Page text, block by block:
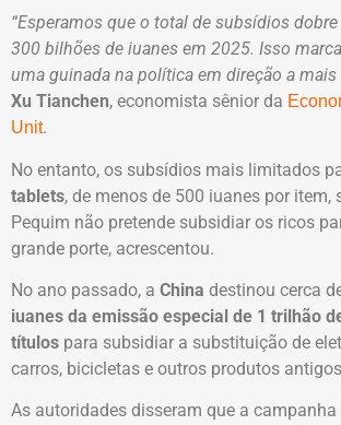
“Esperamos que o total de subsídios
300 bilhões de iuanes em 2025. Isso
uma guinada na política em direção a mais
Xu Tianchen, economista sênior da
Unit.
No entanto, os subsídios mais limitados
tablets, de menos de 500 iuanes por item,
Pequim não pretende subsidiar os ricos
grande porte, acrescentou.
No ano passado, a China destinou cerca
iuanes da emissão especial de 1 trilhão
títulos para subsidiar a substituição de
carros, bicicletas e outros produtos
As autoridades disseram que a campanha